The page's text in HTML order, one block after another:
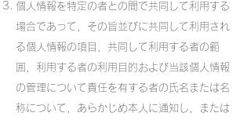
個人情報を特定の者との間で共同して利用する
場合であって，その旨並びに共同して利用され
る個人情報の項目，共同して利用する者の範
囲，利用する者の利用目的および当該個人情報
の管理について責任を有する者の氏名または名
称について，あらかじめ本人に通知し，または